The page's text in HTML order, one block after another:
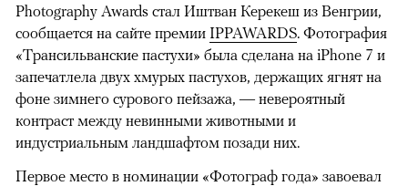
Photography Awards стал Иштван Керекеш из Венгрии,
сообщается на сайте премии IPPAWARDS. Фотография
«Трансильванские пастухи» была сделана на iPhone 7 и
запечатлела двух хмурых пастухов, держащих ягнят на
фоне зимнего сурового пейзажа, — невероятный
контраст между невинными животными и
индустриальным ландшафтом позади них.
Первое место в номинации «Фотограф года» завоевал